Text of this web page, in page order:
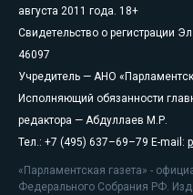
августа 2011 года. 18+
Свидетельство о регистрации
46097
Учредитель — АНО
Исполняющий обязанности
редактора — Абдуллаев М.Р.
Тел.: +7 (495) 637–69–79 E-mail:
«Парламентская газета» -
Федерального Собрания РФ.